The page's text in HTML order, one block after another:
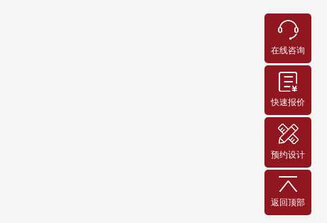
在线咨询
快速报价
预约设计
返回顶部